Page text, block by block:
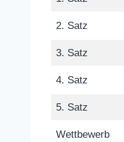
2. Satz
3. Satz
4. Satz
5. Satz
Wettbewerb